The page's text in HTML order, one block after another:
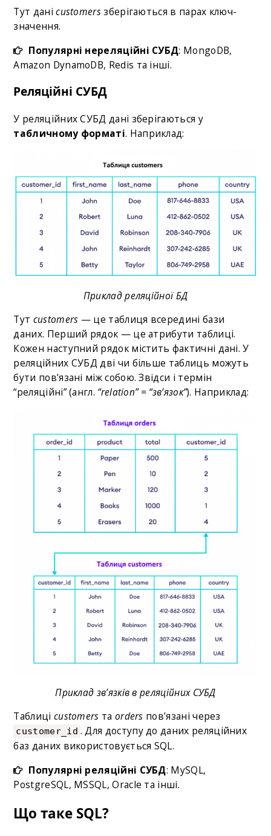
Тут даніcustomersзберігаються в парах ключ-
значення.
Популярні нереляційні СУБД: MongoDB,
Amazon DynamoDB, Redis та інші.
Реляційні СУБД
У реляційних СУБД дані зберігаються у
табличному форматі. Наприклад:
Приклад реляційної БД
Тут customers — це таблиця всередині бази
даних. Перший рядок — це атрибути таблиці.
Кожен наступний рядок містить фактичні дані. У
реляційних СУБД дві чи більше таблиць можуть
бути пов’язані між собою. Звідси і термін
“реляційні” (англ. “relation” = “зв’язок”). Наприклад:
Приклад зв’язків в реляційних СУБД
Таблиці customers та orders пов’язані через
customer_id . Для доступу до даних реляційних
баз даних використовується SQL.
Популярні реляційні СУБД: MySQL,
PostgreSQL, MSSQL, Oracle та інші.
Що таке SQL?